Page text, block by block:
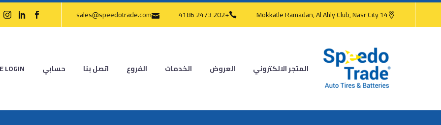
14 Mokkatle Ramadan, Al Ahly Club, Nasr City
+202 2473 4186
sales@speedotrade.com
المتجر الالكتروني العروض الخدمات الفروع اتصل بنا حسابي LOGIN